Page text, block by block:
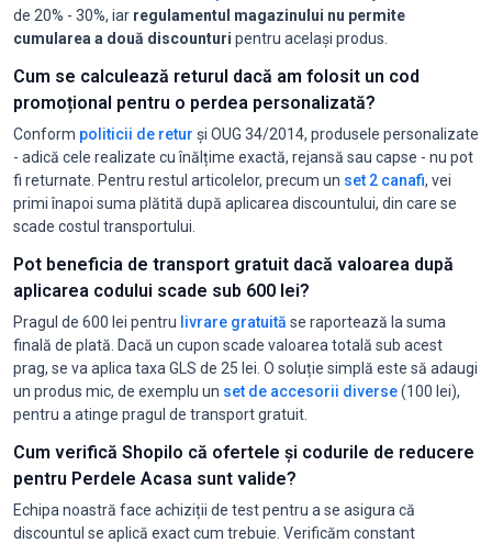
de 20% - 30%, iar regulamentul magazinului nu permite
cumularea a două discounturi pentru același produs.
Cum se calculează returul dacă am folosit un cod
promoțional pentru o perdea personalizată?
Conform politicii de retur și OUG 34/2014, produsele personalizate
- adică cele realizate cu înălțime exactă, rejansă sau capse - nu pot
fi returnate. Pentru restul articolelor, precum un set 2 canafi, vei
primi înapoi suma plătită după aplicarea discountului, din care se
scade costul transportului.
Pot beneficia de transport gratuit dacă valoarea după
aplicarea codului scade sub 600 lei?
Pragul de 600 lei pentru livrare gratuită se raportează la suma
finală de plată. Dacă un cupon scade valoarea totală sub acest
prag, se va aplica taxa GLS de 25 lei. O soluție simplă este să adaugi
un produs mic, de exemplu un set de accesorii diverse(100 lei),
pentru a atinge pragul de transport gratuit.
Cum verifică Shopilo că ofertele și codurile de reducere
pentru Perdele Acasa sunt valide?
Echipa noastră face achiziții de test pentru a se asigura că
discountul se aplică exact cum trebuie. Verificăm constant